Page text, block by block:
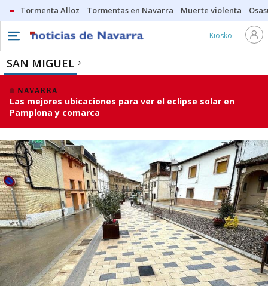
Tormenta Alloz Tormentas en Navarra Muerte violenta
Kiosko
SAN MIGUEL
NAVARRA
Las mejores ubicaciones para ver el eclipse solar en
Pamplona y comarca